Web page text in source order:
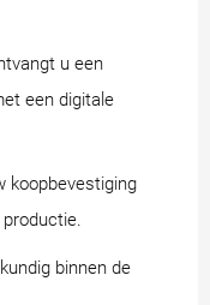
u een
een digitale
koopbevestiging
binnen de